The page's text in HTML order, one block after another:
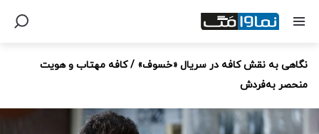
نگاهی به نقش کافه در سریال «خسوف» / کافه مهتاب و هویت
منحصر به‌فردش